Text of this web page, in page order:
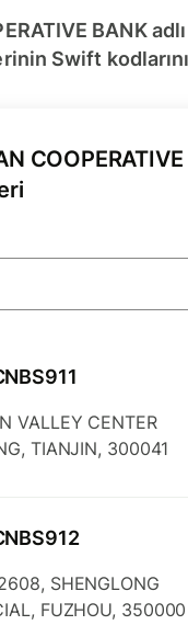
BANK
Swift
VALLEY CENTER
TIANJIN, 300041
SHENGLONG
FUZHOU, 350000